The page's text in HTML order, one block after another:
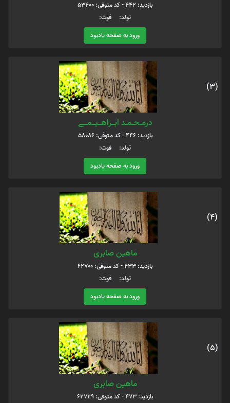
بازدید: 442 - کد متوفی: 53400
تولد: فوت:
ورود به صفحه یادبود
(3)
درمــحــمــد ابـــراهـــیـــمـــے
بازدید: 446 - کد متوفی: 58086
تولد: فوت:
ورود به صفحه یادبود
(4)
ماهین صابری
بازدید: 433 - کد متوفی: 62700
تولد: فوت:
ورود به صفحه یادبود
(5)
ماهین صابری
بازدید: 473 - کد متوفی: 62729